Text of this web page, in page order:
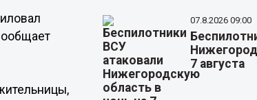
07.8.2026 09:00
7 августа